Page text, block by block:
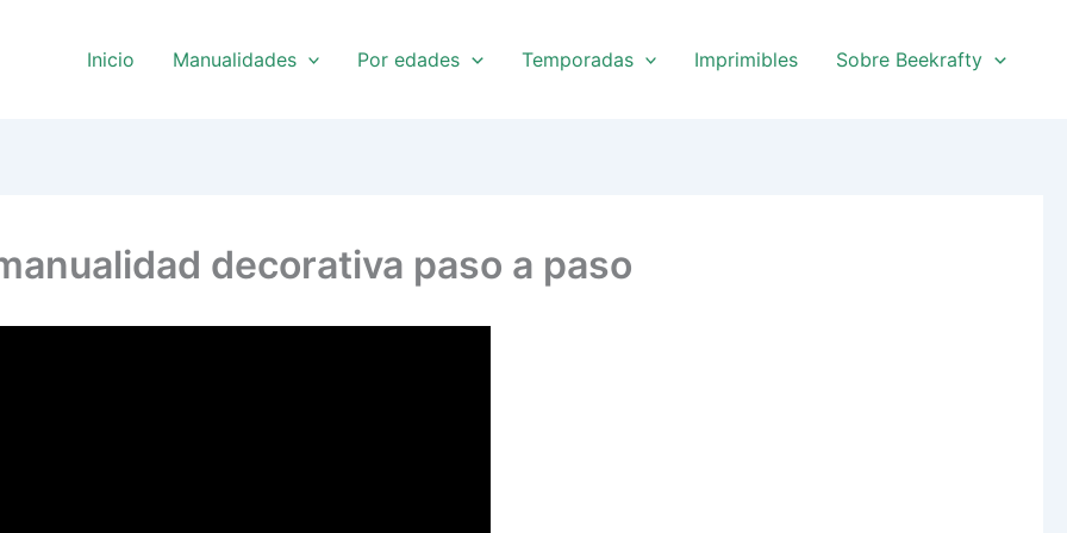
Inicio Manualidades Por edades Temporadas Imprimibles Sobre Beekrafty
decorativa paso a paso